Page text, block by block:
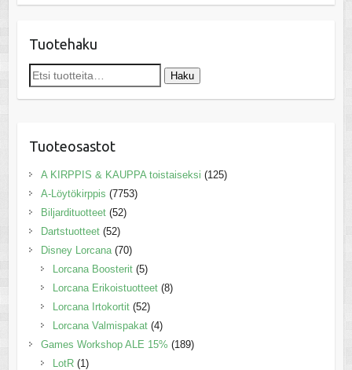
Tuotehaku
Etsi: Haku
Tuoteosastot
A KIRPPIS & KAUPPA toistaiseksi (125)
A-Löytökirppis (7753)
Biljardituotteet (52)
Dartstuotteet (52)
Disney Lorcana (70)
Lorcana Boosterit (5)
Lorcana Erikoistuotteet (8)
Lorcana Irtokortit (52)
Lorcana Valmispakat (4)
Games Workshop ALE 15% (189)
LotR (1)